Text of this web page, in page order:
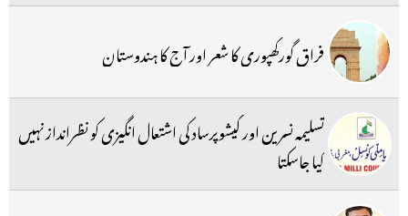
فراق گورکھپوری کا شعر اور آج کا ہندوستان
تسلیمہ نسرین اور کیشوپرساد کی اشتعال انگیزی کو نظرانداز نہیں
کیا جاسکتا